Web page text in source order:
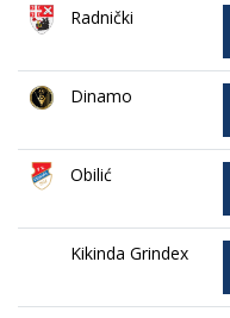
Radnički
Dinamo
Obilić
Kikinda Grindex